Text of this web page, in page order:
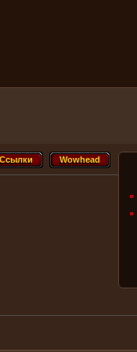
Wowhead
Wowhead
Ссылки